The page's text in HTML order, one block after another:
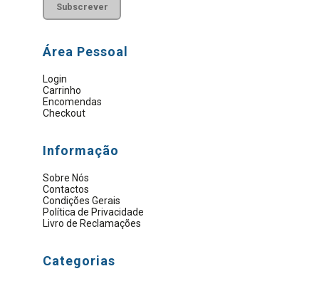
Subscrever
Área Pessoal
Login
Carrinho
Encomendas
Checkout
Informação
Sobre Nós
Contactos
Condições Gerais
Política de Privacidade
Livro de Reclamações
Categorias